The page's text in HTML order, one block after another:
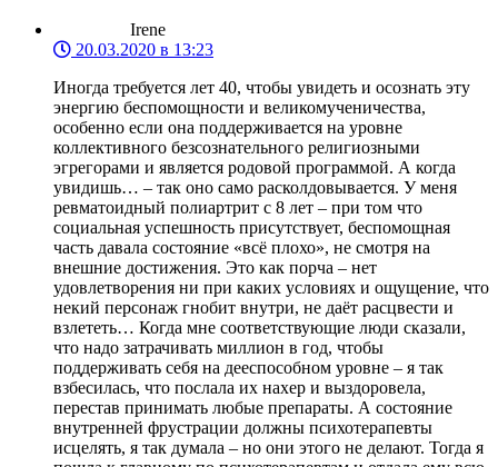
Irene
20.03.2020 в 13:23
Иногда требуется лет 40, чтобы увидеть и осознать эту
энергию беспомощности и великомученичества,
особенно если она поддерживается на уровне
коллективного безсознательного религиозными
эгрегорами и является родовой программой. А когда
увидишь… – так оно само расколдовывается. У меня
ревматоидный полиартрит с 8 лет – при том что
социальная успешность присутствует, беспомощная
часть давала состояние «всё плохо», не смотря на
внешние достижения. Это как порча – нет
удовлетворения ни при каких условиях и ощущение, что
некий персонаж гнобит внутри, не даёт расцвести и
взлететь… Когда мне соответствующие люди сказали,
что надо затрачивать миллион в год, чтобы
поддерживать себя на дееспособном уровне – я так
взбесилась, что послала их нахер и выздоровела,
перестав принимать любые препараты. А состояние
внутренней фрустрации должны психотерапевты
исцелять, я так думала – но они этого не делают. Тогда я